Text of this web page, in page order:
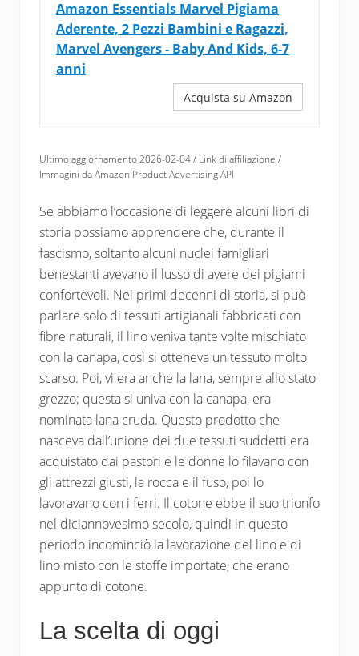
Amazon Essentials Marvel Pigiama
Aderente, 2 Pezzi Bambini e Ragazzi,
Marvel Avengers - Baby And Kids, 6-7
anni
Acquista su Amazon
Ultimo aggiornamento 2026-02-04 / Link di affiliazione /
Immagini da Amazon Product Advertising API
Se abbiamo l’occasione di leggere alcuni libri di
storia possiamo apprendere che, durante il
fascismo, soltanto alcuni nuclei famigliari
benestanti avevano il lusso di avere dei pigiami
confortevoli. Nei primi decenni di storia, si può
parlare solo di tessuti artigianali fabbricati con
fibre naturali, il lino veniva tante volte mischiato
con la canapa, così si otteneva un tessuto molto
scarso. Poi, vi era anche la lana, sempre allo stato
grezzo; questa si univa con la canapa, era
nominata lana cruda. Questo prodotto che
nasceva dall’unione dei due tessuti suddetti era
acquistato dai pastori e le donne lo filavano con
gli attrezzi giusti, la rocca e il fuso, poi lo
lavoravano con i ferri. Il cotone ebbe il suo trionfo
nel diciannovesimo secolo, quindi in questo
periodo incominciò la lavorazione del lino e di
lino misto con le stoffe importate, che erano
appunto di cotone.
La scelta di oggi